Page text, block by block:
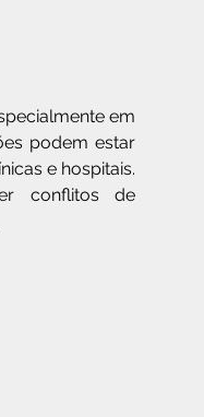
em
podem estar
e hospitais.
conflitos de